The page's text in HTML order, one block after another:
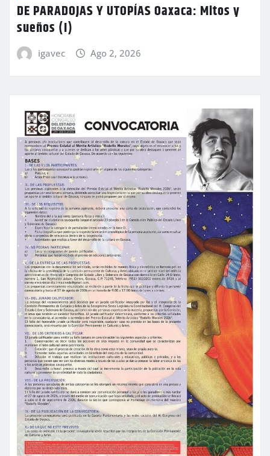
DE PARADOJAS Y UTOPÍAS Oaxaca: Mitos y
sueños (I)
igavec Ago 2, 2026